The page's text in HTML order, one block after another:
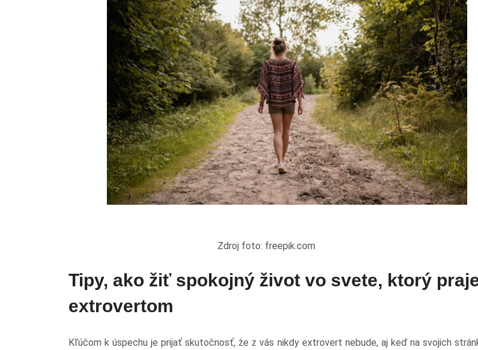
Zdroj foto: freepik.com
Tipy, ako žiť spokojný život vo svete, ktorý
extrovertom
Kľúčom k úspechu je prijať skutočnosť, že z vás nikdy extrovert nebude, aj keď na svojich